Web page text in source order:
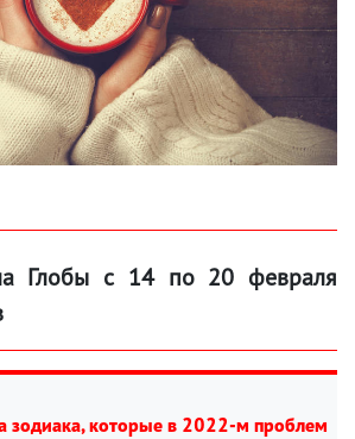
Глобы с 14 по 20 февраля
зодиака, которые в 2022-м проблем